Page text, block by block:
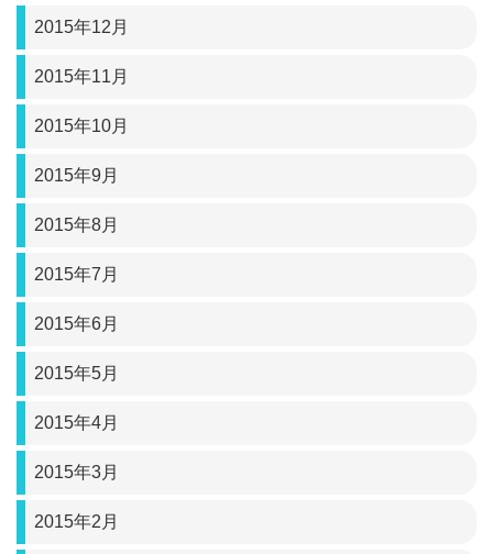
2015年12月
2015年11月
2015年10月
2015年9月
2015年8月
2015年7月
2015年6月
2015年5月
2015年4月
2015年3月
2015年2月